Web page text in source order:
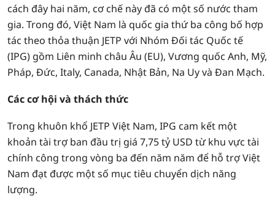
cách đây hai năm, cơ chế này đã có một số nước tham
gia. Trong đó, Việt Nam là quốc gia thứ ba công bố hợp
tác theo thỏa thuận JETP với Nhóm Đối tác Quốc tế
(IPG) gồm Liên minh châu Âu (EU), Vương quốc Anh, Mỹ,
Pháp, Đức, Italy, Canada, Nhật Bản, Na Uy và Đan Mạch.
Các cơ hội và thách thức
Trong khuôn khổ JETP Việt Nam, IPG cam kết một
khoản tài trợ ban đầu trị giá 7,75 tỷ USD từ khu vực tài
chính công trong vòng ba đến năm năm để hỗ trợ Việt
Nam đạt được một số mục tiêu chuyển dịch năng
lượng.